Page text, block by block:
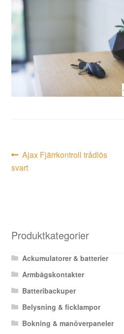
Inläggsnavigering
Föregående
inlägg:
Ajax Fjärrkontroll trådlös
svart
Produktkategorier
Ackumulatorer & batterier
Armbågskontakter
Batteribackuper
Belysning & ficklampor
Bokning & manöverpaneler